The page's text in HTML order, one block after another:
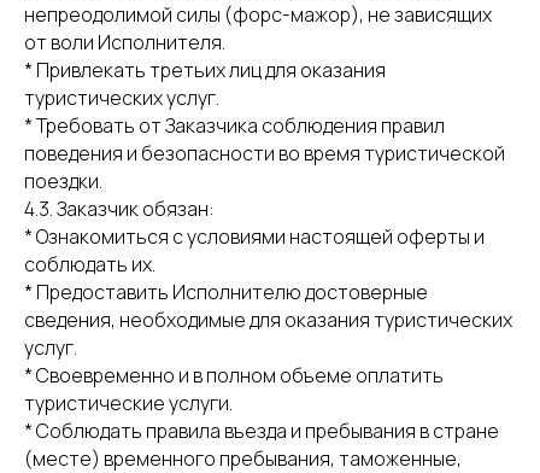
непреодолимой силы (форс-мажор), не зависящих
от воли Исполнителя.
* Привлекать третьих лиц для оказания
туристических услуг.
* Требовать от Заказчика соблюдения правил
поведения и безопасности во время туристической
поездки.
4.3. Заказчик обязан:
* Ознакомиться с условиями настоящей оферты и
соблюдать их.
* Предоставить Исполнителю достоверные
сведения, необходимые для оказания туристических
услуг.
* Своевременно и в полном объеме оплатить
туристические услуги.
* Соблюдать правила въезда и пребывания в стране
(месте) временного пребывания, таможенные,